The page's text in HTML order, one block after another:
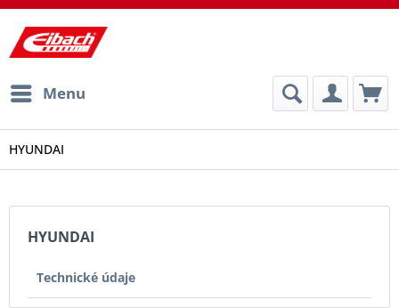
Menu
HYUNDAI
HYUNDAI
Technické údaje